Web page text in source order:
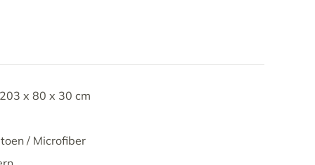
x 80 x 30 cm
/ Microfiber